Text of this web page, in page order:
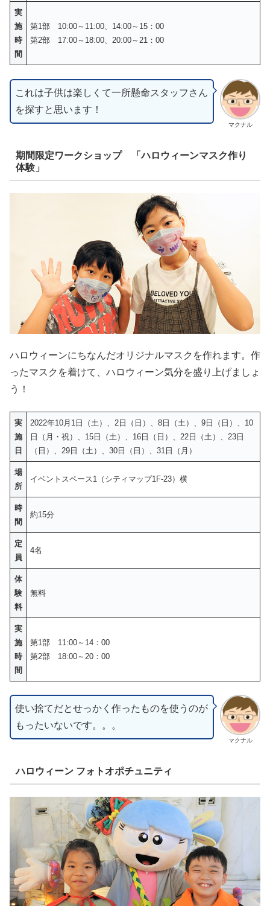
実
施
時
間
第1部 10:00～11:00、14:00～15：00
第2部 17:00～18:00、20:00～21：00
マクナル
これは子供は楽しくて一所懸命スタッフさん
を探すと思います！
期間限定ワークショップ 「ハロウィーンマスク作り
体験」
ハロウィーンにちなんだオリジナルマスクを作れます。作
ったマスクを着けて、ハロウィーン気分を盛り上げましょ
う！
実
施
日
2022年10月1日（土）、2日（日）、8日（土）、9日（日）、10
日（月・祝）、15日（土）、16日（日）、22日（土）、23日
（日）、29日（土）、30日（日）、31日（月）
場
所
イベントスペース1（シティマップ1F-23）横
時
間
約15分
定
員
4名
体
験
料
無料
実
施
時
間
第1部 11:00～14：00
第2部 18:00～20：00
マクナル
使い捨てだとせっかく作ったものを使うのが
もったいないです。。。
ハロウィーン フォトオポチュニティ